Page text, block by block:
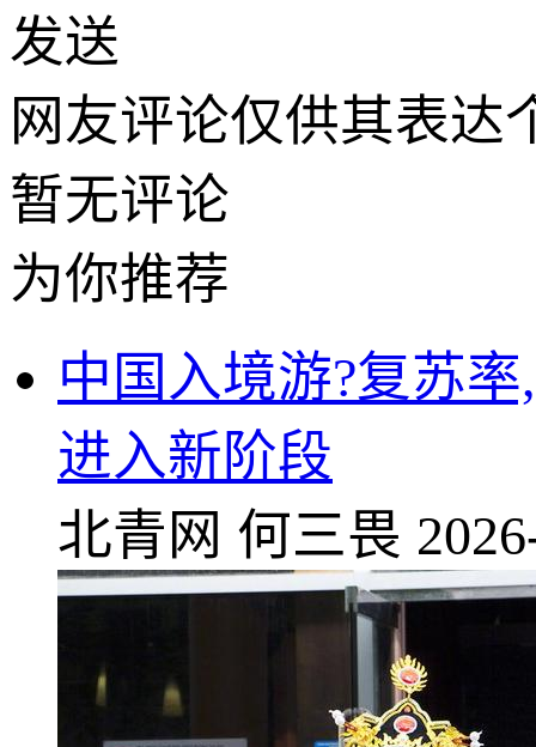
发送
网友评论仅供其表达
暂无评论
为你推荐
中国入境游?复苏
进入新阶段
北青网 何三畏